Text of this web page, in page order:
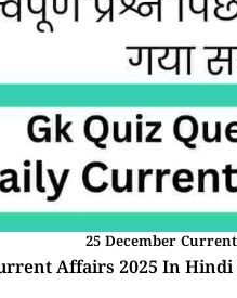
25 December
Affairs 2025 In Hindi